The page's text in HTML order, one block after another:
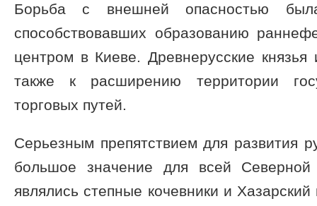
Борьба с внешней опасностью
способствовавших образованию
центром в Киеве. Древнерусские
также к расширению территории
торговых путей.
Серьезным препятствием для развития
большое значение для всей
являлись степные кочевники и